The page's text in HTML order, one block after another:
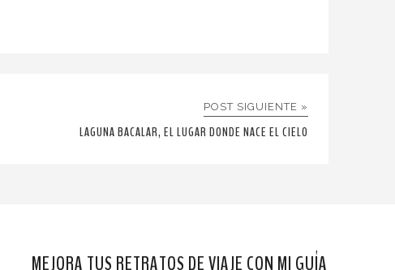
POST SIGUIENTE »
LAGUNA BACALAR, EL LUGAR DONDE NACE EL CIELO
MEJORA TUS RETRATOS DE VIAJE CON MI GUÍA